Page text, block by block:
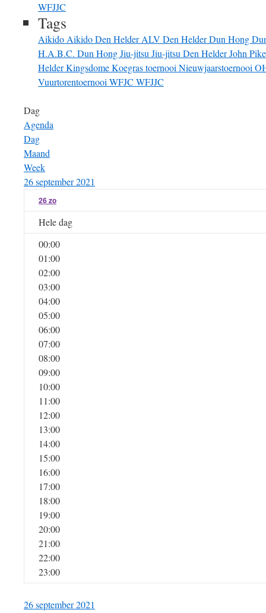
WFJJC
Tags
Aikido Aikido Den HelderALV Den HelderDun Hong
H.A.B.C. Dun HongJiu-jitsu Jiu-jitsu Den HelderJohn
HelderKingsdomeKoegras toernooi Nieuwjaarstoernooi
Vuurtorentoernooi WFJC WFJJC
Dag
Agenda
Dag
Maand
Week
26 september 2021
26zo
Hele dag
00:00
01:00
02:00
03:00
04:00
05:00
06:00
07:00
08:00
09:00
10:00
11:00
12:00
13:00
14:00
15:00
16:00
17:00
18:00
19:00
20:00
21:00
22:00
23:00
26 september 2021